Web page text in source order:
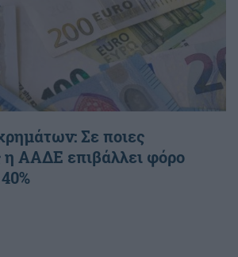
Σε ποιες
η ΑΑΔΕ επιβάλλει φόρο